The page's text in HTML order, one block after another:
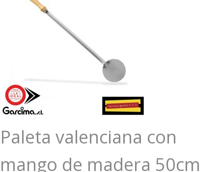
Paleta valenciana con
mango de madera 50cm